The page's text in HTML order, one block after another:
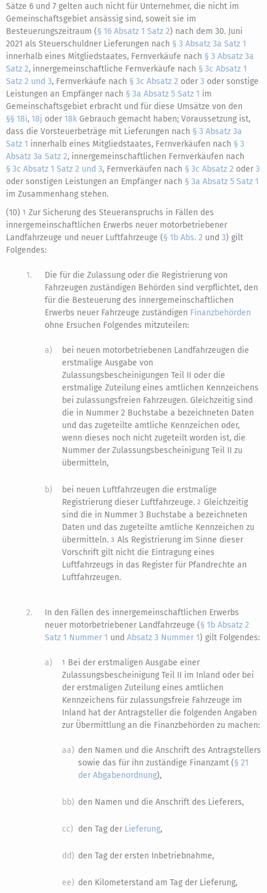
Sätze 6 und 7 gelten auch nicht für Unternehmer, die nicht im
Gemeinschaftsgebiet ansässig sind, soweit sie im
Besteuerungszeitraum (§ 16 Absatz 1 Satz 2) nach dem 30. Juni
2021 als Steuerschuldner Lieferungen nach § 3 Absatz 3a Satz 1
innerhalb eines Mitgliedstaates, Fernverkäufe nach § 3 Absatz 3a
Satz 2, innergemeinschaftliche Fernverkäufe nach § 3c Absatz 1
Satz 2 und 3, Fernverkäufe nach § 3c Absatz 2 oder 3 oder sonstige
Leistungen an Empfänger nach § 3a Absatz 5 Satz 1 im
Gemeinschaftsgebiet erbracht und für diese Umsätze von den
§§ 18i, 18j oder 18k Gebrauch gemacht haben; Voraussetzung ist,
dass die Vorsteuerbeträge mit Lieferungen nach § 3 Absatz 3a
Satz 1 innerhalb eines Mitgliedstaates, Fernverkäufen nach § 3
Absatz 3a Satz 2, innergemeinschaftlichen Fernverkäufen nach
§ 3c Absatz 1 Satz 2 und 3, Fernverkäufen nach § 3c Absatz 2 oder 3
oder sonstigen Leistungen an Empfänger nach § 3a Absatz 5 Satz 1
im Zusammenhang stehen.
(10) 1 Zur Sicherung des Steueranspruchs in Fällen des
innergemeinschaftlichen Erwerbs neuer motorbetriebener
Landfahrzeuge und neuer Luftfahrzeuge (§ 1b Abs. 2 und 3) gilt
Folgendes:
1.
Die für die Zulassung oder die Registrierung von
Fahrzeugen zuständigen Behörden sind verpflichtet, den
für die Besteuerung des innergemeinschaftlichen
Erwerbs neuer Fahrzeuge zuständigen Finanzbehörden
ohne Ersuchen Folgendes mitzuteilen:
a)
bei neuen motorbetriebenen Landfahrzeugen die
erstmalige Ausgabe von
Zulassungsbescheinigungen Teil II oder die
erstmalige Zuteilung eines amtlichen Kennzeichens
bei zulassungsfreien Fahrzeugen. Gleichzeitig sind
die in Nummer 2 Buchstabe a bezeichneten Daten
und das zugeteilte amtliche Kennzeichen oder,
wenn dieses noch nicht zugeteilt worden ist, die
Nummer der Zulassungsbescheinigung Teil II zu
übermitteln,
b)
bei neuen Luftfahrzeugen die erstmalige
Registrierung dieser Luftfahrzeuge.2 Gleichzeitig
sind die in Nummer 3 Buchstabe a bezeichneten
Daten und das zugeteilte amtliche Kennzeichen zu
übermitteln.3 Als Registrierung im Sinne dieser
Vorschrift gilt nicht die Eintragung eines
Luftfahrzeugs in das Register für Pfandrechte an
Luftfahrzeugen.
2.
In den Fällen des innergemeinschaftlichen Erwerbs
neuer motorbetriebener Landfahrzeuge (§ 1b Absatz 2
Satz 1 Nummer 1 undAbsatz 3 Nummer 1) gilt Folgendes:
a) 1
Bei der erstmaligen Ausgabe einer
Zulassungsbescheinigung Teil II im Inland oder bei
der erstmaligen Zuteilung eines amtlichen
Kennzeichens für zulassungsfreie Fahrzeuge im
Inland hat der Antragsteller die folgenden Angaben
zur Übermittlung an die Finanzbehörden zu machen:
aa) den Namen und die Anschrift des Antragstellers
sowie das für ihn zuständige Finanzamt (§ 21
der Abgabenordnung),
bb) den Namen und die Anschrift des Lieferers,
cc) den Tag der Lieferung,
dd) den Tag der ersten Inbetriebnahme,
ee) den Kilometerstand am Tag der Lieferung,